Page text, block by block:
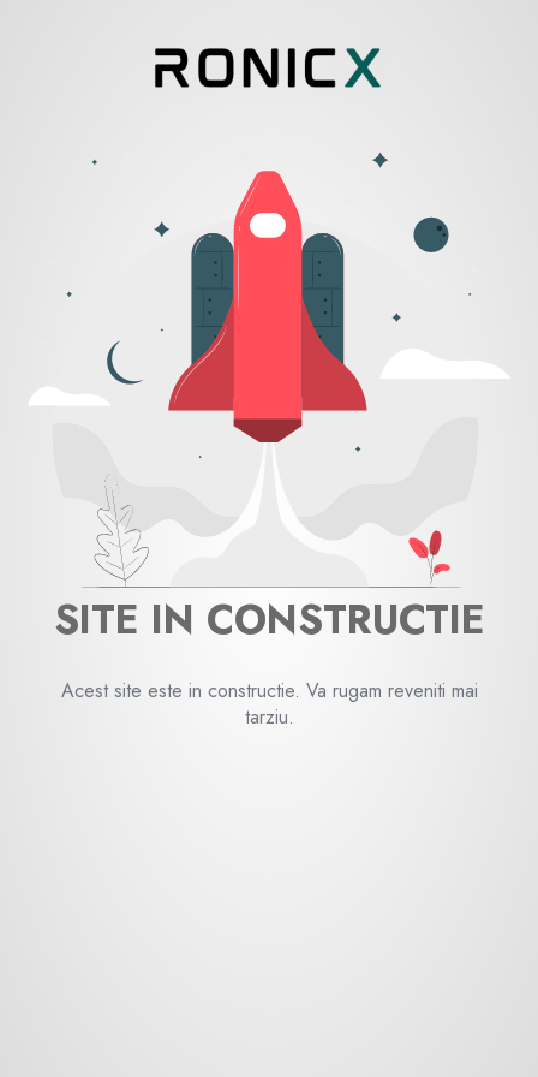
SITE IN CONSTRUCTIE
Acest site este in constructie. Va rugam reveniti mai
tarziu.